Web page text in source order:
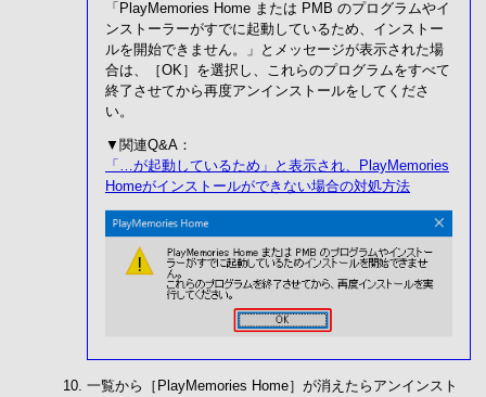
「PlayMemories Home または PMB のプログラムやイ
ンストーラーがすでに起動しているため、インストー
ルを開始できません。」とメッセージが表示された場
合は、［OK］を選択し、これらのプログラムをすべて
終了させてから再度アンインストールをしてくださ
い。
▼関連Q&A：
「…が起動しているため」と表示され、PlayMemories
Homeがインストールができない場合の対処方法
一覧から［PlayMemories Home］が消えたらアンインスト